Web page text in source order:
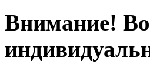
Внимание!